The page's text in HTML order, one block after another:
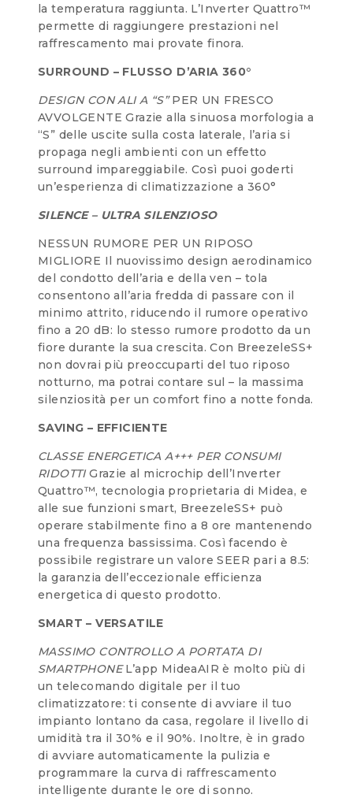
la temperatura raggiunta. L’Inverter Quattro™
permette di raggiungere prestazioni nel
raffrescamento mai provate finora.
SURROUND – FLUSSO D’ARIA 360°
DESIGN CON ALI A “S”PER UN FRESCO
AVVOLGENTE Grazie alla sinuosa morfologia a
“S” delle uscite sulla costa laterale, l’aria si
propaga negli ambienti con un effetto
surround impareggiabile. Così puoi goderti
un’esperienza di climatizzazione a 360°
SILENCE – ULTRA SILENZIOSO
NESSUN RUMORE PER UN RIPOSO
MIGLIORE Il nuovissimo design aerodinamico
del condotto dell’aria e della ven – tola
consentono all’aria fredda di passare con il
minimo attrito, riducendo il rumore operativo
fino a 20 dB: lo stesso rumore prodotto da un
fiore durante la sua crescita. Con BreezeleSS+
non dovrai più preoccuparti del tuo riposo
notturno, ma potrai contare sul – la massima
silenziosità per un comfort fino a notte fonda.
SAVING – EFFICIENTE
CLASSE ENERGETICA A+++ PER CONSUMI
RIDOTTIGrazie al microchip dell’Inverter
Quattro™, tecnologia proprietaria di Midea, e
alle sue funzioni smart, BreezeleSS+ può
operare stabilmente fino a 8 ore mantenendo
una frequenza bassissima. Così facendo è
possibile registrare un valore SEER pari a 8.5:
la garanzia dell’eccezionale efficienza
energetica di questo prodotto.
SMART – VERSATILE
MASSIMO CONTROLLO A PORTATA DI
SMARTPHONEL’app MideaAIR è molto più di
un telecomando digitale per il tuo
climatizzatore: ti consente di avviare il tuo
impianto lontano da casa, regolare il livello di
umidità tra il 30% e il 90%. Inoltre, è in grado
di avviare automaticamente la pulizia e
programmare la curva di raffrescamento
intelligente durante le ore di sonno.